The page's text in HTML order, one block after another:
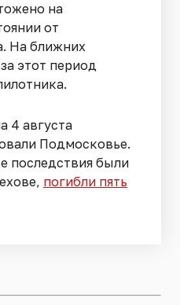
на
от
На ближних
этот период
4 августа
Подмосковье.
последствия были
погибли пять